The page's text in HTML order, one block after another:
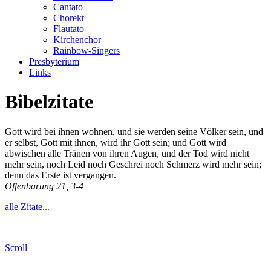
Cantato
Chorekt
Flautato
Kirchenchor
Rainbow-Singers
Presbyterium
Links
Bibelzitate
Gott wird bei ihnen wohnen, und sie werden seine Völker sein, und
er selbst, Gott mit ihnen, wird ihr Gott sein; und Gott wird
abwischen alle Tränen von ihren Augen, und der Tod wird nicht
mehr sein, noch Leid noch Geschrei noch Schmerz wird mehr sein;
denn das Erste ist vergangen.
Offenbarung 21, 3-4
alle Zitate...
Scroll